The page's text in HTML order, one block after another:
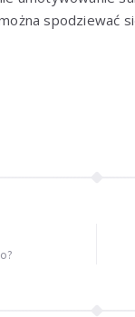
spodziewać